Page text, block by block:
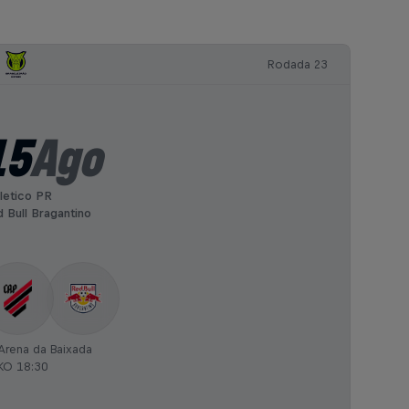
Rodada 23
Ago
PR
Bull Bragantino
da Baixada
18:30